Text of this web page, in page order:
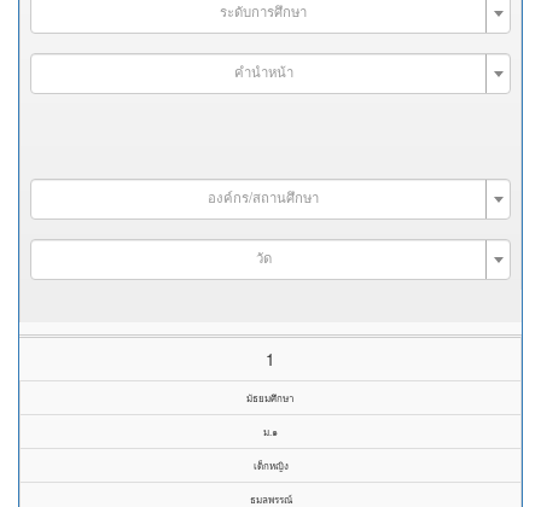
ระดับการศึกษา
คำนำหน้า
องค์กร/สถานศึกษา
วัด
1
มัธยมศึกษา
ม.๑
เด็กหญิง
ธมลพรรณ์